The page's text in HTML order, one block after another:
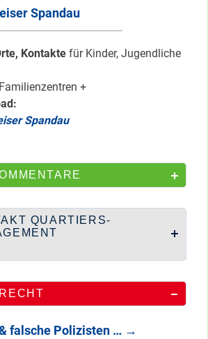
Spandau
Kontakte für Kinder, Jugendliche
+
Spandau
QUARTIERS-
falsche Polizisten … →